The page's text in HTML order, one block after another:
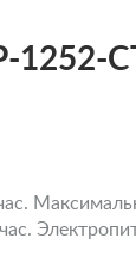
1252-